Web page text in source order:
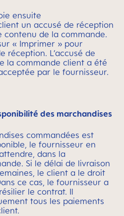
ensuite
un accusé de réception
de la commande.
« Imprimer » pour
réception. L’accusé de
la commande client a été
par le fournisseur.
des marchandises
commandées est
le fournisseur en
dans la
Si le délai de livraison
le client a le droit
ce cas, le fournisseur a
le contrat. Il
tous les paiements